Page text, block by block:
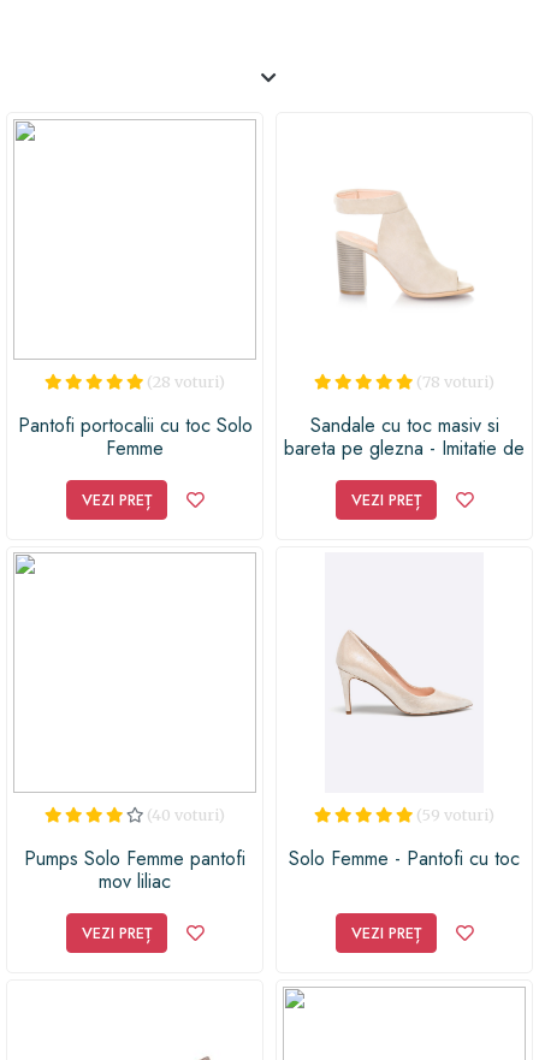
combinatie roz-bleu, comandand o pereche de pantofi
(28 voturi)
Pantofi portocalii cu toc Solo
Femme
VEZI PREȚ
(78 voturi)
Sandale cu toc masiv si
bareta pe glezna - Imitatie de
VEZI PREȚ
(40 voturi)
Pumps Solo Femme pantofi
mov liliac
VEZI PREȚ
(59 voturi)
Solo Femme - Pantofi cu toc
VEZI PREȚ